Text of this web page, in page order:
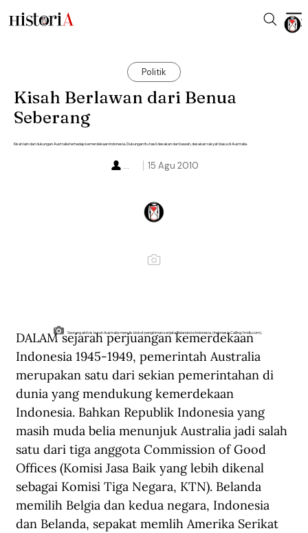
Politik
Kisah Berlawan dari Benua
Seberang
Kisah lain dari dukungan Australia terhadap kemerdekaan Indonesia. Dukungan itu hasil desakan dari bawah, desakan rakyat biasa di Australia.
15 Agu 2010
...
Seorang aktivis buruh Australia menulis biokot pengiriman senjata Belanda ke Indonesia. (Indonesia Calling/imdb.com).
DALAM sejarah perjuangan kemerdekaan
Indonesia 1945-1949, pemerintah Australia
merupakan satu dari sekian pemerintahan di
dunia yang mendukung kemerdekaan
Indonesia. Bahkan Republik Indonesia yang
masih muda belia menunjuk Australia jadi salah
satu dari tiga anggota Commission of Good
Offices (Komisi Jasa Baik yang lebih dikenal
sebagai Komisi Tiga Negara, KTN). Belanda
memilih Belgia dan kedua negara, Indonesia
dan Belanda, sepakat memlih Amerika Serikat